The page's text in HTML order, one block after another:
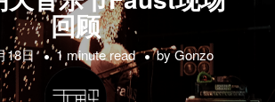
回顾
18日 1 minute read byGonzo